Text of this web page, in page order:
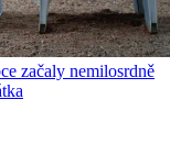
začaly nemilosrdně